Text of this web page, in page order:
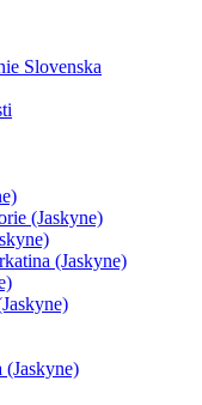
Slovenska
(Jaskyne)
(Jaskyne)
(Jaskyne)